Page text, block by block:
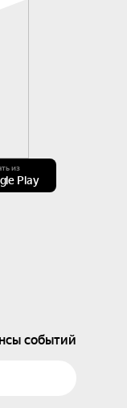
из
Play
событий